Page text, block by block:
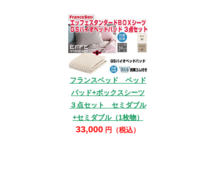
フランスベッド ベッド
パッド+ボックスシーツ
３点セット セミダブル
+セミダブル（1枚物）
33,000 円（税込）